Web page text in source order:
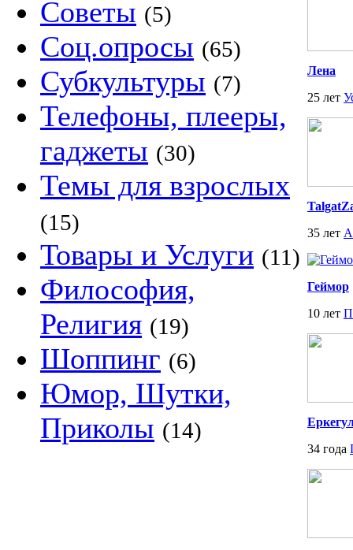
Советы (5)
Соц.опросы (65)
Субкультуры (7)
Телефоны, плееры,
гаджеты (30)
Темы для взрослых
(15)
Товары и Услуги (11)
Философия,
Религия (19)
Шоппинг (6)
Юмор, Шутки,
Приколы (14)
Лена
25 лет
35 лет
Геймор
10 лет
34 года